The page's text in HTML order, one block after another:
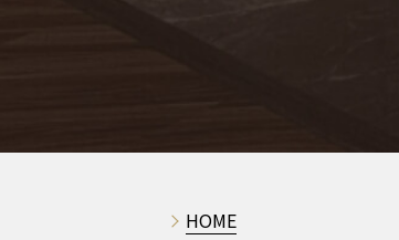
HOME